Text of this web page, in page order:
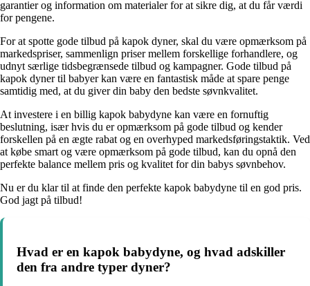
garantier og information om materialer for at sikre dig, at du får værdi
for pengene.
For at spotte gode tilbud på kapok dyner, skal du være opmærksom på
markedspriser, sammenlign priser mellem forskellige forhandlere, og
udnyt særlige tidsbegrænsede tilbud og kampagner. Gode tilbud på
kapok dyner til babyer kan være en fantastisk måde at spare penge
samtidig med, at du giver din baby den bedste søvnkvalitet.
At investere i en billig kapok babydyne kan være en fornuftig
beslutning, især hvis du er opmærksom på gode tilbud og kender
forskellen på en ægte rabat og en overhyped markedsføringstaktik. Ved
at købe smart og være opmærksom på gode tilbud, kan du opnå den
perfekte balance mellem pris og kvalitet for din babys søvnbehov.
Nu er du klar til at finde den perfekte kapok babydyne til en god pris.
God jagt på tilbud!
Hvad er en kapok babydyne, og hvad adskiller
den fra andre typer dyner?